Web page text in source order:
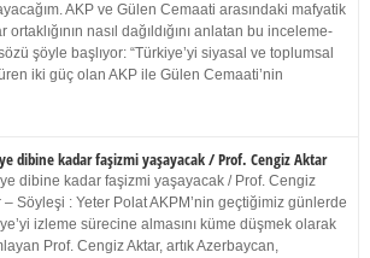
AKP ve Gülen Cemaati arasındaki mafyatik
ortaklığının nasıl dağıldığını anlatan bu inceleme-
şöyle başlıyor: “Türkiye’yi siyasal ve toplumsal
iki güç olan AKP ile Gülen Cemaati’nin
dibine kadar faşizmi yaşayacak / Prof. Cengiz Aktar
dibine kadar faşizmi yaşayacak / Prof. Cengiz
– Söyleşi : Yeter Polat AKPM’nin geçtiğimiz günlerde
izleme sürecine almasını küme düşmek olarak
Prof. Cengiz Aktar, artık Azerbaycan,